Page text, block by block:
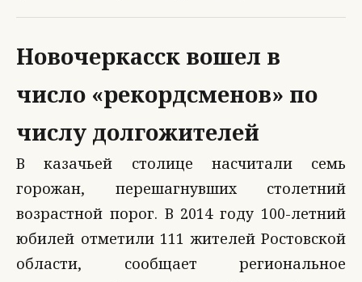
Новочеркасск вошел в
число «рекордсменов» по
числу долгожителей
В казачьей столице насчитали семь
горожан, перешагнувших столетний
возрастной порог. В 2014 году 100-летний
юбилей отметили 111 жителей Ростовской
области, сообщает региональное